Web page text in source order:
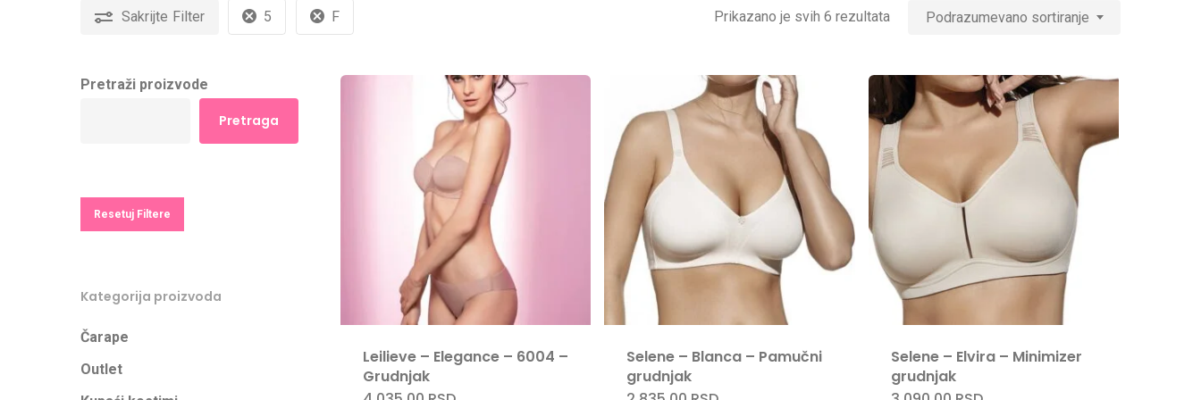
Sakrijte Filter 5 F Prikazano je svih 6 rezultata Podrazumevano sortiranje
Pretraži proizvode
Pretraga
Resetuj Filtere
Kategorija proizvoda
Čarape
Outlet
Leilieve – Elegance – 6004 –
Grudnjak
Selene – Blanca – Pamučni
grudnjak
Selene – Elvira – Minimizer
grudnjak